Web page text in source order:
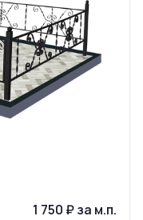
1 750 ₽ за м.п.